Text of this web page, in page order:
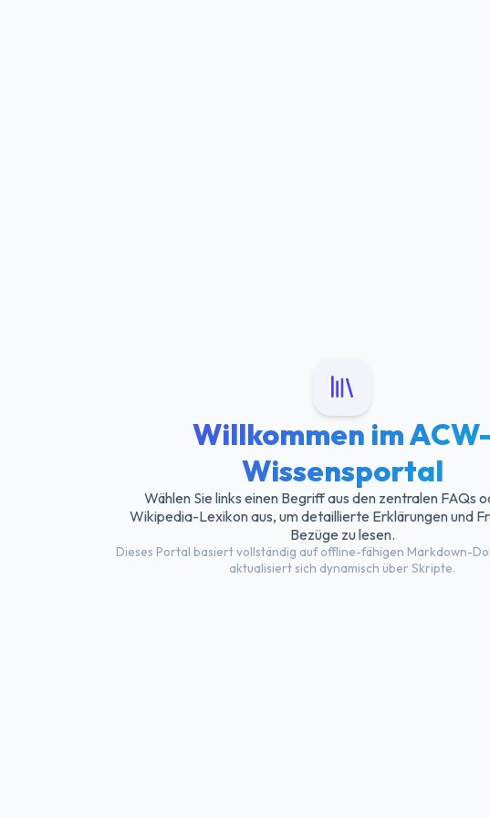
Willkommen im ACW-
Wissensportal
Wählen Sie links einen Begriff aus den zentralen FAQs
Wikipedia-Lexikon aus, um detaillierte Erklärungen und
Bezüge zu lesen.
Dieses Portal basiert vollständig auf offline-fähigen Markdown-
aktualisiert sich dynamisch über Skripte.